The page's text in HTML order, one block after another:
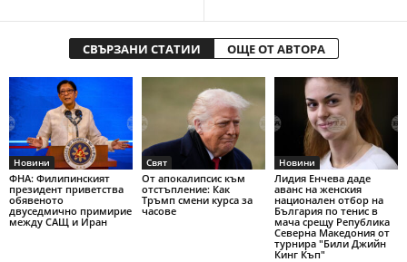
СВЪРЗАНИ СТАТИИ ОЩЕ ОТ АВТОРА
Новини
ФНА: Филипинският
президент приветства
обявеното
двуседмично примирие
между САЩ и Иран
Свят
От апокалипсис към
отстъпление: Как
Тръмп смени курса за
часове
Новини
Лидия Енчева даде
аванс на женския
национален отбор на
България по тенис в
мача срещу Република
Северна Македония от
турнира "Били Джийн
Кинг Къп"